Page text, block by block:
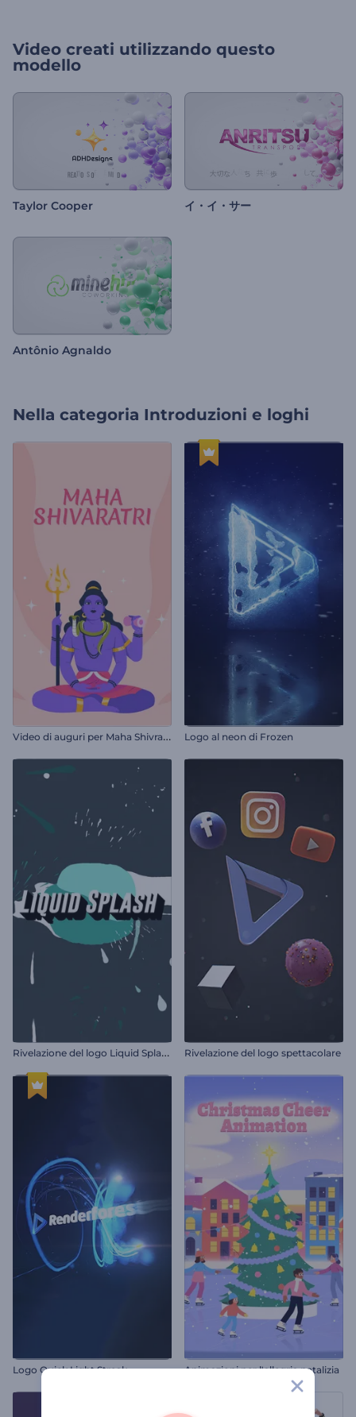
Video creati utilizzando questo
modello
Taylor Cooper イ・イ・サー
Antônio Agnaldo
Nella categoria Introduzioni e loghi
V
ideo di auguri per Maha Shivratri Logo al neon di Frozen
R
ivelazione del logo Liquid Splash Rivelazione del logo spettacolare
Logo Quick Light Streak Animazioni per l'allegria natalizia